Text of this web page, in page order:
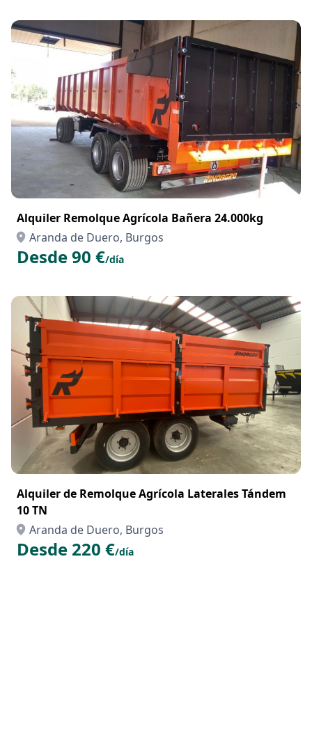
Alquiler Remolque Agrícola Bañera 24.000kg
Aranda de Duero, Burgos
Desde 90 €/día
Alquiler de Remolque Agrícola Laterales Tándem
10 TN
Aranda de Duero, Burgos
Desde 220 €/día